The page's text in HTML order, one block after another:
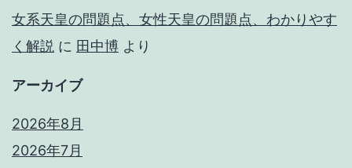
女系天皇の問題点、女性天皇の問題点、わかりやす
く解説 に 田中博 より
アーカイブ
2026年8月
2026年7月